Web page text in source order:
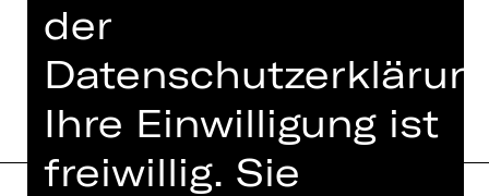
TERMINE UND BESETZUNG
der
Ihre Einwilligung ist
freiwillig. Sie